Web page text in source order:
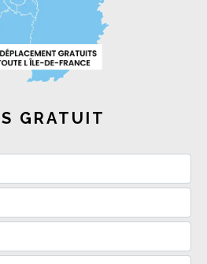
GRATUIT